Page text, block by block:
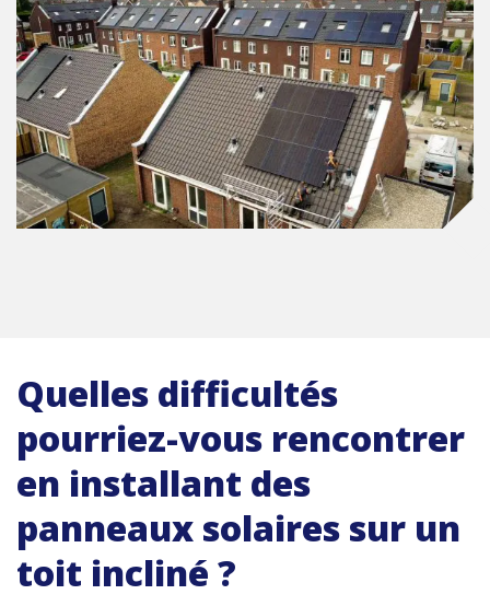
Quelles difficultés
pourriez-vous rencontrer
en installant des
panneaux solaires sur un
toit incliné ?